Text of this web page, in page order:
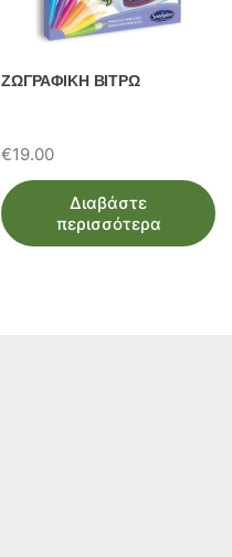
ΖΩΓΡΑΦΙΚΗ ΒΙΤΡΩ
€19.00
Διαβάστε
περισσότερα